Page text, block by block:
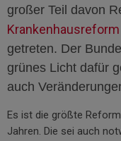
großer Teil davon
Krankenhausreform
getreten. Der
grünes Licht dafür
auch
Es ist die größte
Jahren. Die sei auch